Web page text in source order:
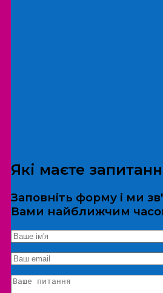
*Дані не передаються
Екскурсія/локація
Які маєте
Заповніть форму і ми
Вами найближчим